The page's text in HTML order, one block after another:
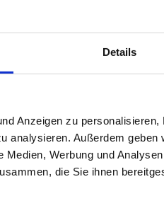
Details
Anzeigen zu
analysieren. Außerdem
Werbung und
die Sie ihnen
Bouillon zugießen und
mit Schweins-Knuspri
der Spitzkohl-Fülle zu
Butter und Thymian
leicht karamellisieren.
Wasser und